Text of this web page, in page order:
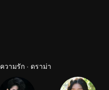
ความรัก · ดราม่า